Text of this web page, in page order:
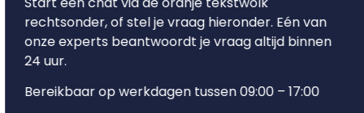
rechtsonder, of stel je vraag hieronder. Eén van
onze experts beantwoordt je vraag altijd binnen
24 uur.
Bereikbaar op werkdagen tussen 09:00 – 17:00